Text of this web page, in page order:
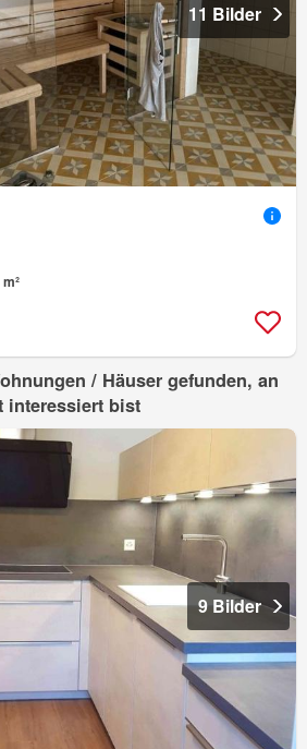
11 Bilder
/ Häuser gefunden, an
interessiert bist
9 Bilder